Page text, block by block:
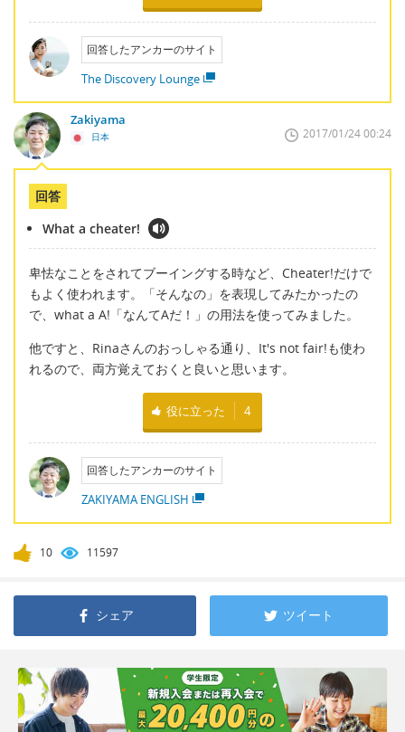
回答したアンカーのサイト
The Discovery Lounge
Zakiyama
日本 2017/01/24 00:24
回答
What a cheater!
卑怯なことをされてブーイングする時など、Cheater!だけで
もよく使われます。「そんなの」を表現してみたかったの
で、what a A!「なんてAだ！」の用法を使ってみました。
他ですと、Rinaさんのおっしゃる通り、It's not fair!も使わ
れるので、両方覚えておくと良いと思います。
役に立った 4
回答したアンカーのサイト
ZAKIYAMA ENGLISH
10 11597
シェア ツイート